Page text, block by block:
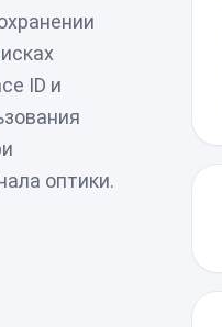
ID и
оптики.